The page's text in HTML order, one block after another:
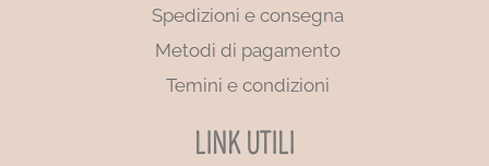
Spedizioni e consegna
Metodi di pagamento
Temini e condizioni
LINK UTILI